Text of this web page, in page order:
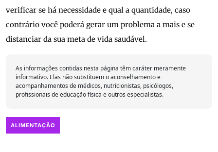
verificar se há necessidade e qual a quantidade, caso
contrário você poderá gerar um problema a mais e se
distanciar da sua meta de vida saudável.
As informações contidas nesta página têm caráter meramente
informativo. Elas não substituem o aconselhamento e
acompanhamentos de médicos, nutricionistas, psicólogos,
profissionais de educação física e outros especialistas.
ALIMENTAÇÃO